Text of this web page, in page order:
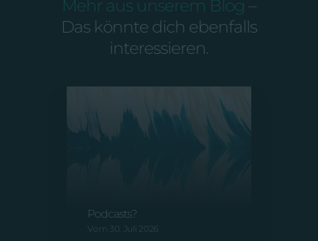
Mehr aus unserem Blog –
Das könnte dich ebenfalls
interessieren.
Podcasts?
Vom 30. Juli 2026